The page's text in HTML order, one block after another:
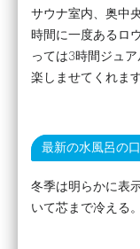
サウナ室内、奥中
時間に一度あるロ
っては3時間ジュ
楽しませてくれます
最新の水風呂の
冬季は明らかに表
いて芯まで冷える